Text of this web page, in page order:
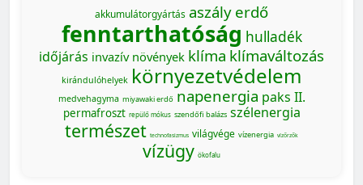
akkumulátorgyártás aszály erdő
fenntarthatóság hulladék
időjárás invazív növények klíma klímaváltozás
kirándulóhelyek környezetvédelem
medvehagyma miyawaki erdő napenergia paks II.
permafroszt repülő mókus szendőfi balázs szélenergia
természet technofasizmus világvége vízenergia vízőrzők
vízügy ökofalu